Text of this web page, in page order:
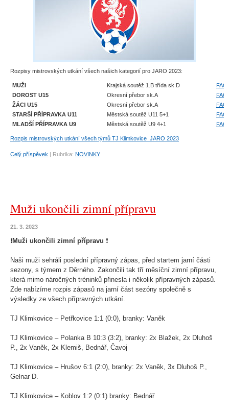
Rozpisy mistrovských utkání všech našich kategorií pro JARO 2023:
MUŽI Krajská soutěž 1.B třída sk.D
DOROST U15
Okresní přebor sk.A
ŽÁCI U15
Okresní přebor sk.A
STARŠÍ PŘÍPRAVKA U11
Městská soutěž U11 5+1
MLADŠÍ PŘÍPRAVKA U9
Městská soutěž U9 4+1
Rozpis mistrovských utkání všech týmů TJ Klimkovice_JARO 2023
Celý příspěvek Rubrika: NOVINKY
Muži ukončili zimní přípravu
21. 3. 2023
❗️Muži ukončili zimní přípravu ❗️
Naši muži sehráli poslední přípravný zápas, před startem jarní části
sezony, s týmem z Děrného. Zakončili tak tří měsíční zimní přípravu,
která mimo náročných tréninků přinesla i několik přípravných zápasů.
Zde nabízíme rozpis zápasů na jarní část sezóny společně s
výsledky ze všech přípravných utkání.
TJ Klimkovice – Petřkovice 1:1 (0:0), branky: Vaněk
TJ Klimkovice – Polanka B 10:3 (3:2), branky: 2x Blažek, 2x Dluhoš
P., 2x Vaněk, 2x Klemiš, Bednář, Čavoj
TJ Klimkovice – Hrušov 6:1 (2:0), branky: 2x Vaněk, 3x Dluhoš P.,
Gelnar D.
TJ Klimkovice – Koblov 1:2 (0:1) branky: Bednář